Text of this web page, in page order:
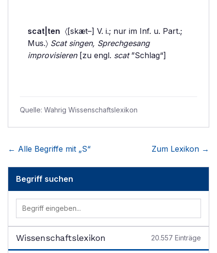
scat|ten 〈[skæt–] V. i.; nur im Inf. u. Part.;
Mus.〉 Scat singen, Sprechgesang
improvisieren[zu engl. scat”Schlag“]
Quelle: Wahrig Wissenschaftslexikon
← Alle Begriffe mit „S“ Zum Lexikon →
Begriff suchen
Wissenschaftslexikon 20.557 Einträge